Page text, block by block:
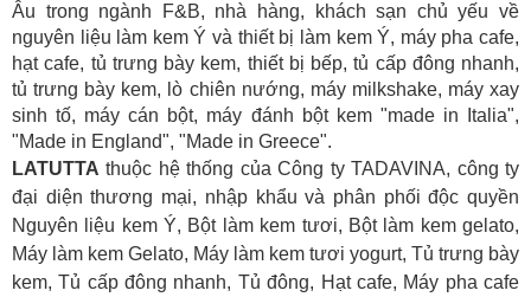
Âu trong ngành F&B, nhà hàng, khách sạn chủ yếu về
nguyên liệu làm kem Ý và thiết bị làm kem Ý, máy pha cafe,
hạt cafe, tủ trưng bày kem, thiết bị bếp, tủ cấp đông nhanh,
tủ trưng bày kem, lò chiên nướng, máy milkshake, máy xay
sinh tố, máy cán bột, máy đánh bột kem "made in Italia",
"Made in England", "Made in Greece".
LATUTTA thuộc hệ thống của Công ty TADAVINA, công ty
đại diện thương mại, nhập khẩu và phân phối độc quyền
Nguyên liệu kem Ý, Bột làm kem tươi, Bột làm kem gelato,
Máy làm kem Gelato, Máy làm kem tươi yogurt, Tủ trưng bày
kem, Tủ cấp đông nhanh, Tủ đông, Hạt cafe, Máy pha cafe